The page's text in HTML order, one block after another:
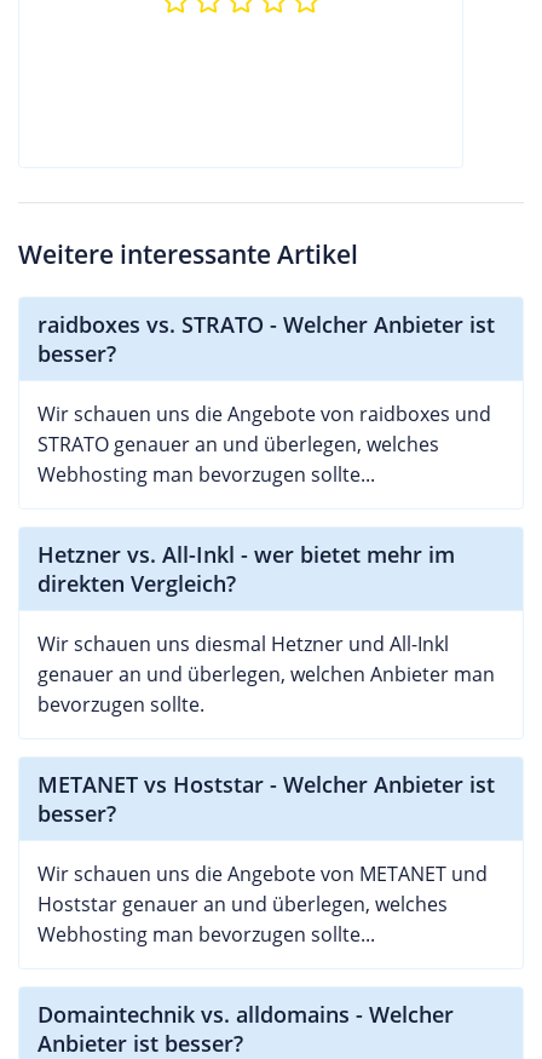
Weitere interessante Artikel
raidboxes vs. STRATO - Welcher Anbieter ist
besser?
Wir schauen uns die Angebote von raidboxes und
STRATO genauer an und überlegen, welches
Webhosting man bevorzugen sollte...
Hetzner vs. All-Inkl - wer bietet mehr im
direkten Vergleich?
Wir schauen uns diesmal Hetzner und All-Inkl
genauer an und überlegen, welchen Anbieter man
bevorzugen sollte.
METANET vs Hoststar - Welcher Anbieter ist
besser?
Wir schauen uns die Angebote von METANET und
Hoststar genauer an und überlegen, welches
Webhosting man bevorzugen sollte...
Domaintechnik vs. alldomains - Welcher
Anbieter ist besser?